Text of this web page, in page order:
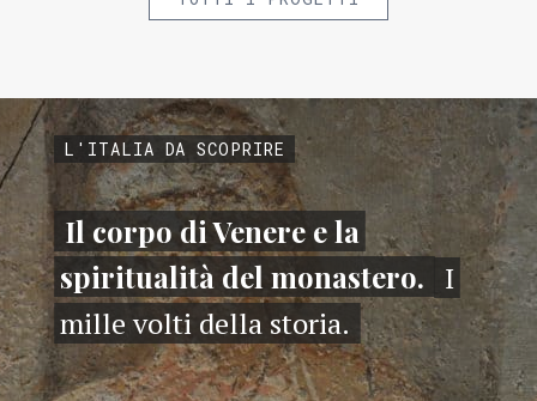
L'ITALIA DA SCOPRIRE
Il corpo di Venere e la
spiritualità del monastero. I
mille volti della storia.